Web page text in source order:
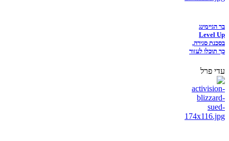
בר הגיימינג
Level Up
בסכנת סגירה,
כך תוכלו לעזור
עדי פרל